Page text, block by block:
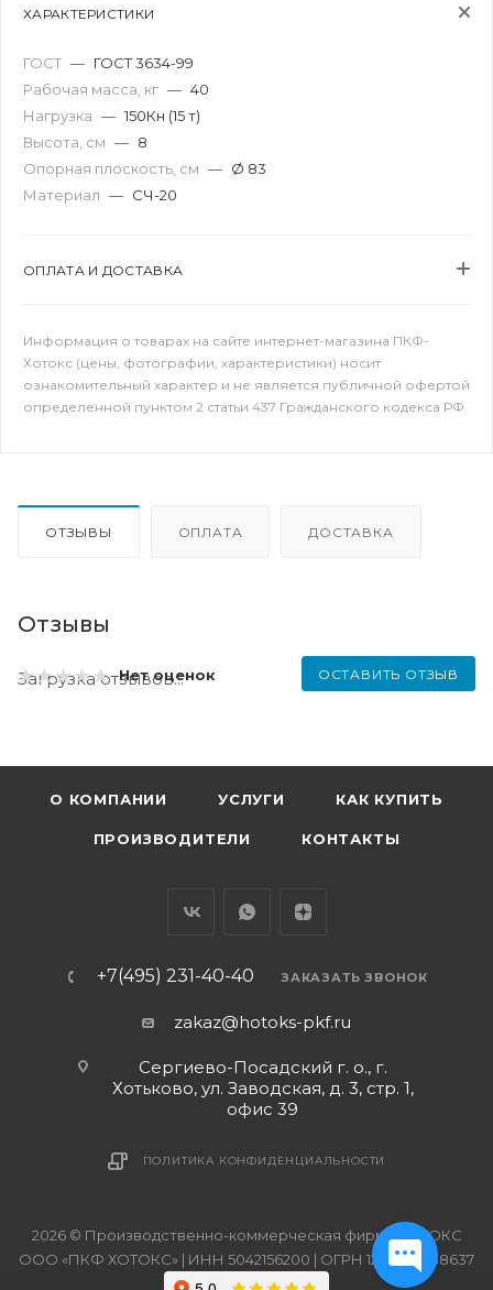
ХАРАКТЕРИСТИКИ
ГОСТ — ГОСТ 3634-99
Рабочая масса, кг — 40
Нагрузка — 150Кн (15 т)
Высота, см — 8
Опорная плоскость, см — Ø 83
Материал — СЧ-20
ОПЛАТА И ДОСТАВКА
Информация о товарах на сайте интернет-магазина ПКФ-
Хотокс (цены, фотографии, характеристики) носит
ознакомительный характер и не является публичной офертой
определенной пунктом 2 статьи 437 Гражданского кодекса РФ.
ОТЗЫВЫ ОПЛАТА ДОСТАВКА
Отзывы
Нет оценок ОСТАВИТЬ ОТЗЫВ
Загрузка отзывов...
О КОМПАНИИ УСЛУГИ КАК КУПИТЬ
ПРОИЗВОДИТЕЛИ КОНТАКТЫ
+7(495) 231-40-40 ЗАКАЗАТЬ ЗВОНОК
zakaz@hotoks-pkf.ru
Сергиево-Посадский г. о., г.
Хотьково, ул. Заводская, д. 3, стр. 1,
офис 39
ПОЛИТИКА КОНФИДЕНЦИАЛЬНОСТИ
2026 © Производственно-коммерческая фирма ХОТОКС
ООО «ПКФ ХОТОКС» | ИНН 5042156200 | ОГРН 1215000038637